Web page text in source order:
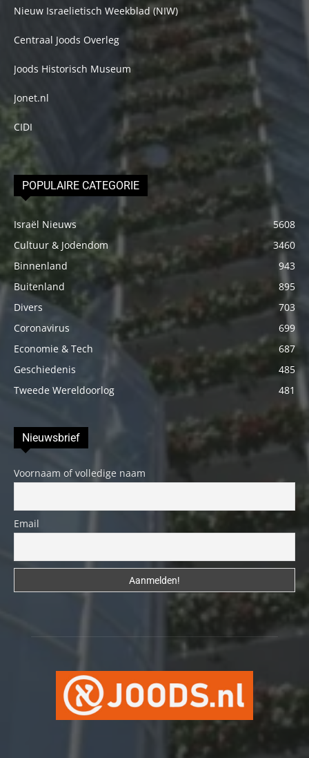
Nieuw Israelietisch Weekblad (NIW)
Centraal Joods Overleg
Joods Historisch Museum
Jonet.nl
CIDI
POPULAIRE CATEGORIE
Israël Nieuws
5608
Cultuur & Jodendom
3460
Binnenland
943
Buitenland
895
Divers
703
Coronavirus
699
Economie & Tech
687
Geschiedenis
485
Tweede Wereldoorlog
481
Nieuwsbrief
Voornaam of volledige naam
Email